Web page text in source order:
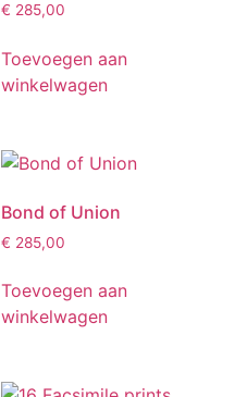
€ 285,00
Toevoegen aan
winkelwagen
Bond of Union
€ 285,00
Toevoegen aan
winkelwagen